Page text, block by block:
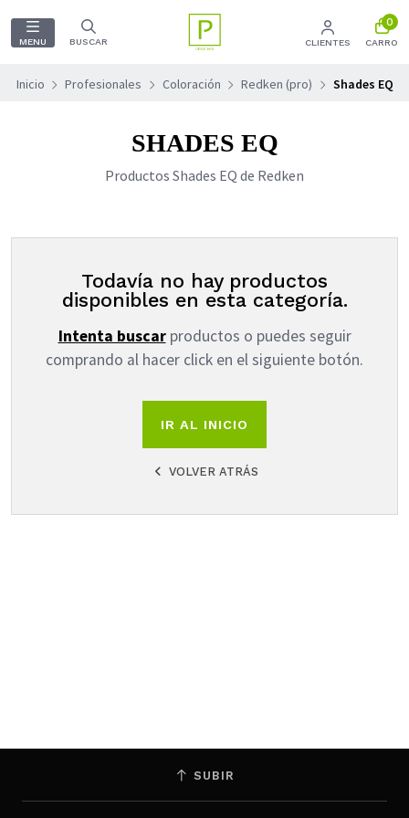
MENU BUSCAR CLIENTES
0
CARRO
Inicio Profesionales Coloración Redken (pro) Shades EQ
SHADES EQ
Productos Shades EQ de Redken
Todavía no hay productos
disponibles en esta categoría.
Intenta buscarproductos o puedes seguir
comprando al hacer click en el siguiente botón.
IR AL INICIO
VOLVER ATRÁS
SUBIR